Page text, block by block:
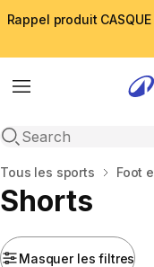
Rappel produit CASQUE
Menu
Open search
Accueil
Tous les sports Foot
Shorts
Masquer les filtres